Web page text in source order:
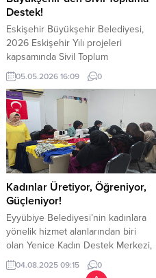
Yazıcıoğlu’nun sunduğu...
Destek!
Eskişehir Büyükşehir Belediyesi,
2026 Eskişehir Yılı projeleri
kapsamında Sivil Toplum
Destekleme Merkezi’ni hizmete
açtı. Modern altyapısı ve sunduğu
ücretsiz imkânlarla dikkat çeken
merkez, kentteki STK’ların
profesyonel çözüm ortağı olacak.
Sivil Toplum Kuruluşları ile ortak
hizmet projeleri geliştirerek
katılımcılık adına somut bir adım
daha atan Büyükşehir Belediyesi,
Sivil Toplum Destekleme Merkezi...
05.05.2026 16:09 0
Kadınlar Üretiyor, Öğreniyor,
Güçleniyor!
Eyyübiye Belediyesi’nin kadınlara
yönelik hizmet alanlarından biri
olan Yenice Kadın Destek Merkezi,
heryaştan kadının meslek öğrenip
sosyalleştiği bir eğitim yuvası
04.08.2025 09:15 0